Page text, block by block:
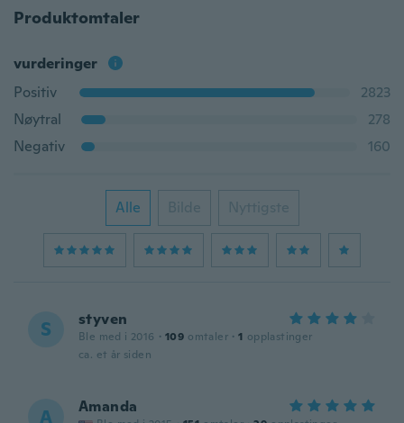
Produktomtaler
vurderinger
Positiv
2823
Nøytral
278
Negativ
160
Alle Bilde Nyttigste
S styven
Ble med i 2016 · 109 omtaler · 1 opplastinger
ca. et år siden
A Amanda